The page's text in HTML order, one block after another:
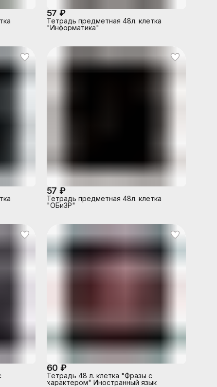
57 ₽
Тетрадь предметная 48л. клетка
"Информатика"
57 ₽
Тетрадь предметная 48л. клетка
"ОБиЗР"
60 ₽
Тетрадь 48 л. клетка "Фразы с
характером" Иностранный язык